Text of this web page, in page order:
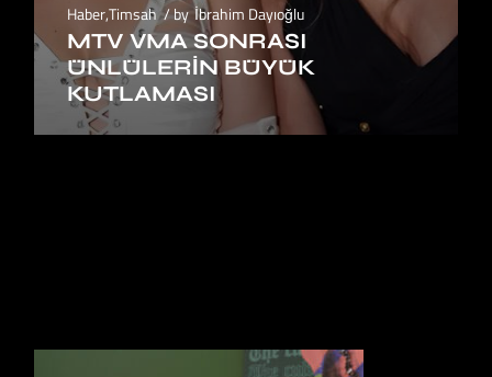
Haber,Timsah by İbrahim Dayıoğlu
MTV VMA SONRASI
ÜNLÜLERIN BÜYÜK
KUTLAMASI